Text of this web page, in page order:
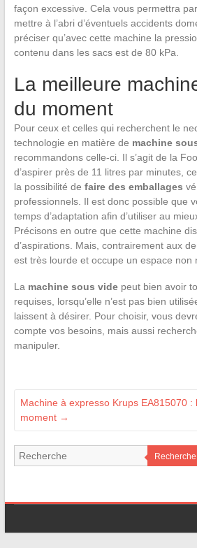
façon excessive. Cela vous permettra
mettre à l’abri d’éventuels accidents
préciser qu’avec cette machine la
contenu dans les sacs est de 80 kPa.
La meilleure
du moment
Pour ceux et celles qui recherchent le
technologie en matière de machine
recommandons celle-ci. Il s’agit de la
d’aspirer près de 11 litres par minutes,
la possibilité de faire des emballages
professionnels. Il est donc possible que
temps d’adaptation afin d’utiliser au
Précisons en outre que cette machine
d’aspirations. Mais, contrairement aux
est très lourde et occupe un espace non
La machine sous videpeut bien avoir
requises, lorsqu’elle n’est pas bien
laissent à désirer. Pour choisir, vous
compte vos besoins, mais aussi
manipuler.
Machine à expresso Krups EA815070 :
moment →
Recherche